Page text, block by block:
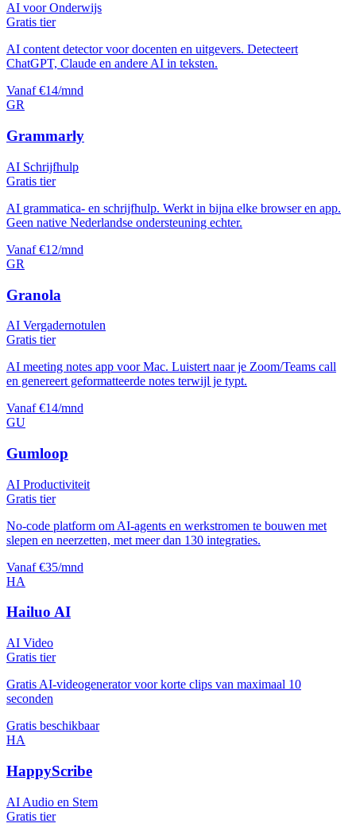
AI voor Onderwijs
Gratis tier
AI content detector voor docenten en uitgevers. Detecteert
ChatGPT, Claude en andere AI in teksten.
Vanaf €14/mnd
GR
Grammarly
AI Schrijfhulp
Gratis tier
AI grammatica- en schrijfhulp. Werkt in bijna elke browser en app.
Geen native Nederlandse ondersteuning echter.
Vanaf €12/mnd
GR
Granola
AI Vergadernotulen
Gratis tier
AI meeting notes app voor Mac. Luistert naar je Zoom/Teams call
en genereert geformatteerde notes terwijl je typt.
Vanaf €14/mnd
GU
Gumloop
AI Productiviteit
Gratis tier
No-code platform om AI-agents en werkstromen te bouwen met
slepen en neerzetten, met meer dan 130 integraties.
Vanaf €35/mnd
HA
Hailuo AI
AI Video
Gratis tier
Gratis AI-videogenerator voor korte clips van maximaal 10
seconden
Gratis beschikbaar
HA
HappyScribe
AI Audio en Stem
Gratis tier